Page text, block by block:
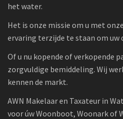
het water.
Het is onze missie om u met
ervaring terzijde te staan om uw
Of u nu kopende of verkopende
zorgvuldige bemiddeling. Wij
kennen de markt.
AWN Makelaar en Taxateur in
voor úw Woonboot, Woonark of